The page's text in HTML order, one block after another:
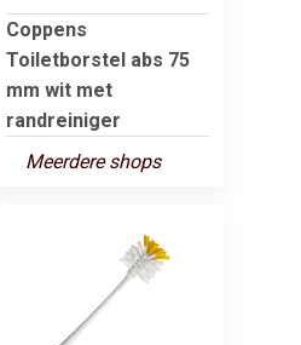
Coppens
Toiletborstel abs 75
mm wit met
randreiniger
Meerdere shops